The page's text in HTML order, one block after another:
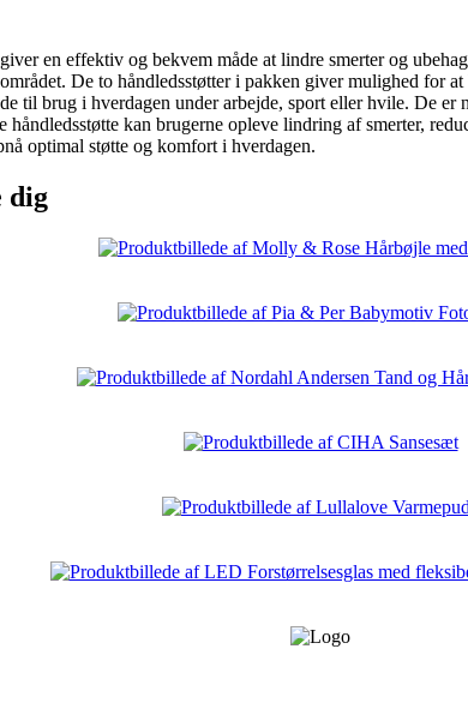
en effektiv og bekvem måde at lindre smerter og
De to håndledsstøtter i pakken giver mulighed for
til brug i hverdagen under arbejde, sport eller hvile. De er
kan brugerne opleve lindring af smerter,
optimal støtte og komfort i hverdagen.
dig